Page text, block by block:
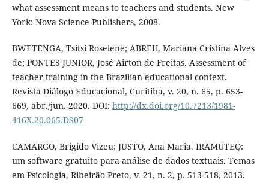
what assessment means to teachers and students. New
York: Nova Science Publishers, 2008.
BWETENGA, Tsitsi Roselene; ABREU, Mariana Cristina Alves
de; PONTES JUNIOR, José Airton de Freitas. Assessment of
teacher training in the Brazilian educational context.
Revista Diálogo Educacional, Curitiba, v. 20, n. 65, p. 653-
669, abr./jun. 2020. DOI: http://dx.doi.org/10.7213/1981-
416X.20.065.DS07
CAMARGO, Brigido Vizeu; JUSTO, Ana Maria. IRAMUTEQ:
um software gratuito para análise de dados textuais. Temas
em Psicologia, Ribeirão Preto, v. 21, n. 2, p. 513-518, 2013.